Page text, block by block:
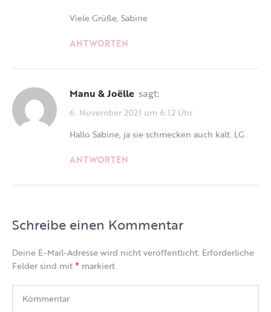
Viele Grüße, Sabine
ANTWORTEN
Manu & Joëlle sagt:
6. November 2021 um 6:12 Uhr
Hallo Sabine, ja sie schmecken auch kalt. LG
ANTWORTEN
Schreibe einen Kommentar
Deine E-Mail-Adresse wird nicht veröffentlicht. Erforderliche
Felder sind mit* markiert